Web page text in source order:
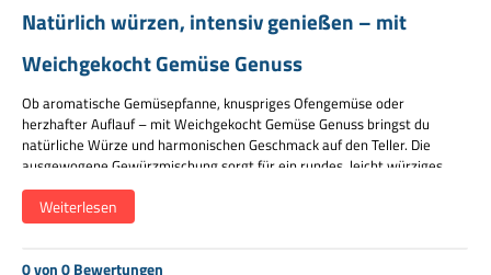
Natürlich würzen, intensiv genießen – mit
Weichgekocht Gemüse Genuss
Ob aromatische Gemüsepfanne, knuspriges Ofengemüse oder
herzhafter Auflauf – mit Weichgekocht Gemüse Genuss bringst du
natürliche Würze und harmonischen Geschmack auf den Teller. Die
ausgewogene Gewürzmischung sorgt für ein rundes, leicht würziges
Aroma und macht aus einfachem Gemüse ein echtes
Geschmackserlebnis.
Alles auf einen Blick
Weiterlesen
0 von 0 Bewertungen